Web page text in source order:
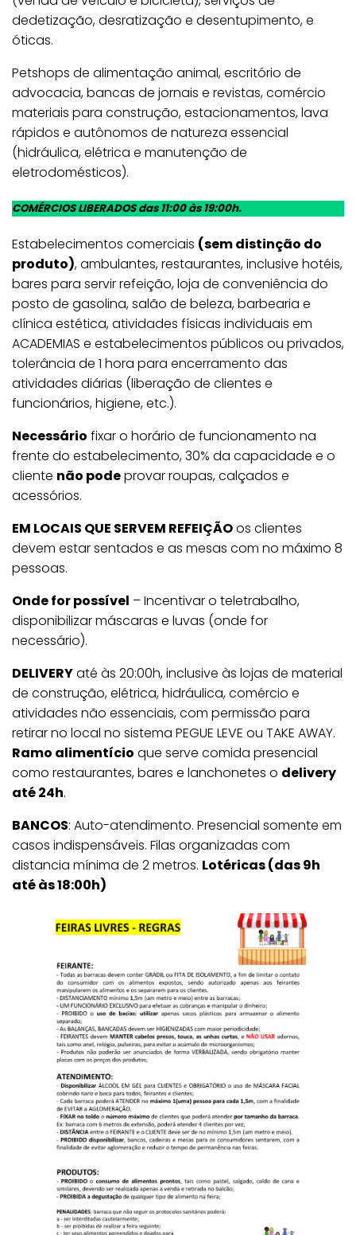
dedetização, desratização e desentupimento, e
óticas.
Petshops de alimentação animal, escritório de
advocacia, bancas de jornais e revistas, comércio
materiais para construção, estacionamentos, lava
rápidos e autônomos de natureza essencial
(hidráulica, elétrica e manutenção de
eletrodomésticos).
COMÉRCIOS LIBERADOS das 11:00 às 19:00h.
Estabelecimentos comerciais (sem distinção do
produto), ambulantes, restaurantes, inclusive hotéis,
bares para servir refeição, loja de conveniência do
posto de gasolina, salão de beleza, barbearia e
clínica estética, atividades físicas individuais em
ACADEMIAS e estabelecimentos públicos ou privados,
tolerância de 1 hora para encerramento das
atividades diárias (liberação de clientes e
funcionários, higiene, etc.).
Necessário fixar o horário de funcionamento na
frente do estabelecimento, 30% da capacidade e o
cliente não podeprovar roupas, calçados e
acessórios.
EM LOCAIS QUE SERVEM REFEIÇÃOos clientes
devem estar sentados e as mesas com no máximo 8
pessoas.
Onde for possível – Incentivar o teletrabalho,
disponibilizar máscaras e luvas (onde for
necessário).
DELIVERYaté às 20:00h, inclusive às lojas de material
de construção, elétrica, hidráulica, comércio e
atividades não essenciais, com permissão para
retirar no local no sistema PEGUE LEVE ou TAKE AWAY.
Ramo alimentício que serve comida presencial
como restaurantes, bares e lanchonetes o delivery
até 24h.
BANCOS: Auto-atendimento. Presencial somente em
casos indispensáveis. Filas organizadas com
distancia mínima de 2 metros. Lotéricas (das 9h
até às 18:00h)